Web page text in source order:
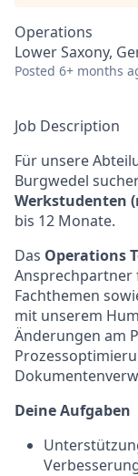
Operations
Lower Saxony,
Posted 6+ months
Job Description
Für unsere
Burgwedel
Werkstudenten
bis 12 Monate.
Das Operations
Ansprechpartner
Fachthemen
mit unserem
Änderungen am
Deine Aufgaben